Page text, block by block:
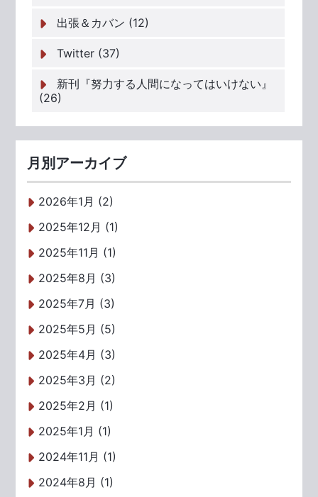
出張＆カバン (12)
Twitter (37)
新刊『努力する人間になってはいけない』
(26)
月別アーカイブ
2026年1月 (2)
2025年12月 (1)
2025年11月 (1)
2025年8月 (3)
2025年7月 (3)
2025年5月 (5)
2025年4月 (3)
2025年3月 (2)
2025年2月 (1)
2025年1月 (1)
2024年11月 (1)
2024年8月 (1)